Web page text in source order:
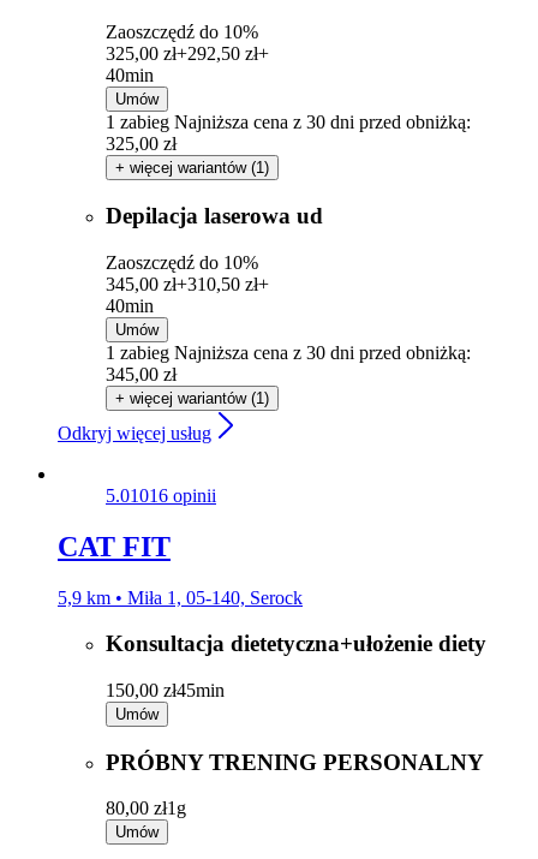
Zaoszczędź do 10%
325,00 zł+292,50 zł+
40min
Umów
1 zabieg Najniższa cena z 30 dni przed obniżką:
325,00 zł
+ więcej wariantów (1)
Depilacja laserowa ud
Zaoszczędź do 10%
345,00 zł+310,50 zł+
40min
Umów
1 zabieg Najniższa cena z 30 dni przed obniżką:
345,00 zł
+ więcej wariantów (1)
Odkryj więcej usług